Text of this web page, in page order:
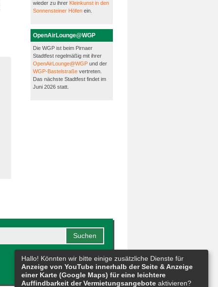
wieder zu ihrer Kleinkunst in den
Sonnensteiner Höfen ein.
OpenAirLounge@WGP
Die WGP ist beim Pirnaer
Stadtfest regelmäßig mit ihrer
OpenAirLounge@WGP und der
WGP-Bastelstraße vertreten.
Das nächste Stadtfest findet im
Juni 2026 statt.
Hallo! Könnten wir bitte einige zusätzliche Dienste für
Anzeige von YouTube innerhalb der Seite & Anzeige
einer Karte (Google Maps) für eine leichtere
Auffindbarkeit der Vermietungsangebote aktivieren?